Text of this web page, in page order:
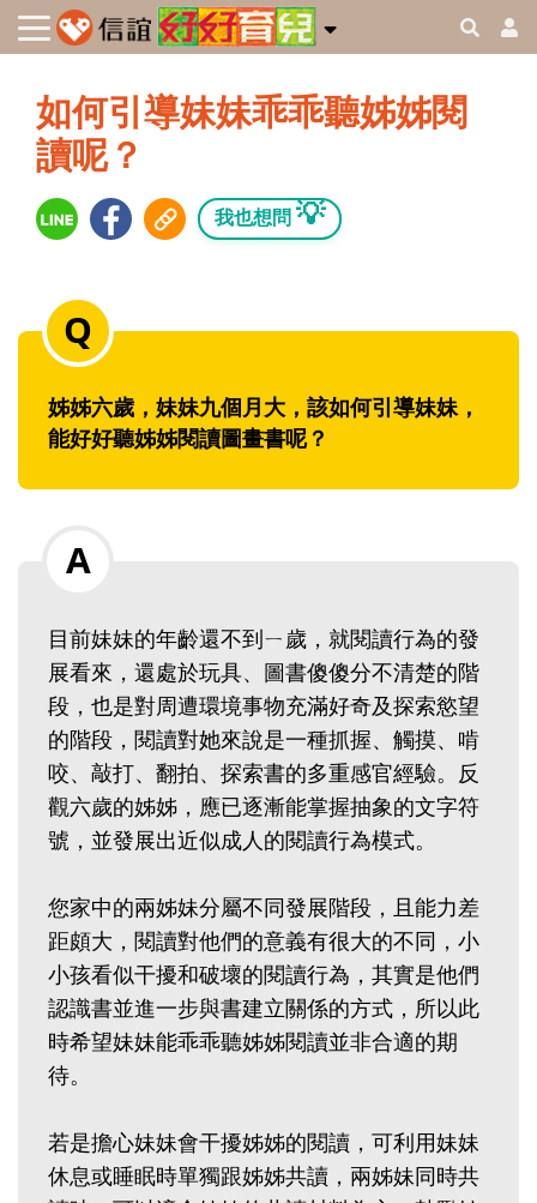
如何引導妹妹乖乖聽姊姊閱
讀呢？
我也想問 💡
姊姊六歲，妹妹九個月大，該如何引導妹妹，
能好好聽姊姊閱讀圖畫書呢？
目前妹妹的年齡還不到ㄧ歲，就閱讀行為的發
展看來，還處於玩具、圖書傻傻分不清楚的階
段，也是對周遭環境事物充滿好奇及探索慾望
的階段，閱讀對她來說是一種抓握、觸摸、啃
咬、敲打、翻拍、探索書的多重感官經驗。反
觀六歲的姊姊，應已逐漸能掌握抽象的文字符
號，並發展出近似成人的閱讀行為模式。
您家中的兩姊妹分屬不同發展階段，且能力差
距頗大，閱讀對他們的意義有很大的不同，小
小孩看似干擾和破壞的閱讀行為，其實是他們
認識書並進一步與書建立關係的方式，所以此
時希望妹妹能乖乖聽姊姊閱讀並非合適的期
待。
若是擔心妹妹會干擾姊姊的閱讀，可利用妹妹
休息或睡眠時單獨跟姊姊共讀，兩姊妹同時共